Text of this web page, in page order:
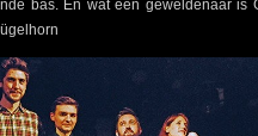
bas. En wat een geweldenaar is